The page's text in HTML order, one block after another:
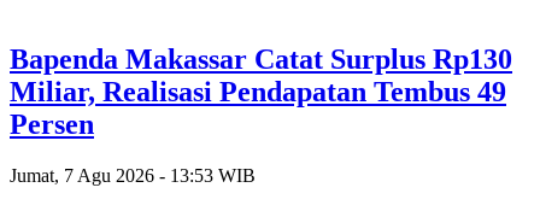
Bapenda Makassar Catat Surplus Rp130
Miliar, Realisasi Pendapatan Tembus 49
Persen
Jumat, 7 Agu 2026 - 13:53 WIB